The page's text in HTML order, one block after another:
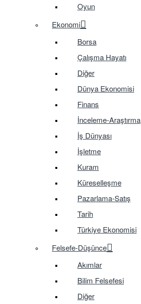
Oyun
Ekonomi
Borsa
Çalışma Hayatı
Diğer
Dünya Ekonomisi
Finans
İnceleme-Araştırma
İş Dünyası
İşletme
Kuram
Küreselleşme
Pazarlama-Satış
Tarih
Türkiye Ekonomisi
Felsefe-Düşünce
Akımlar
Bilim Felsefesi
Diğer